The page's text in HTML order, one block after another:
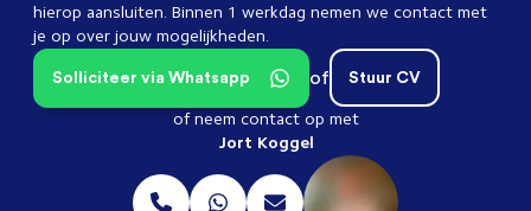
hierop aansluiten. Binnen 1 werkdag nemen we contact met
je op over jouw mogelijkheden.
Stuur CV
of
Solliciteer via Whatsapp
of neem contact op met
Jort Koggel